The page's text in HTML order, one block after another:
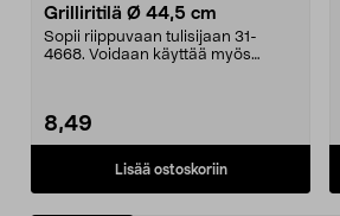
Grilliritilä Ø 44,5 cm
Sopii riippuvaan tulisijaan 31-
4668. Voidaan käyttää myös
8,49
Lisää ostoskoriin